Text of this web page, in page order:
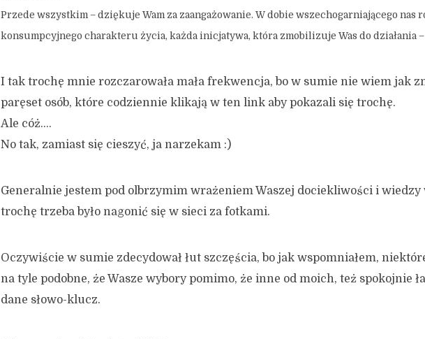
Przede wszystkim – dziękuje Wam za zaangażowanie. W dobie wszechogarniającego nas
konsumpcyjnego charakteru życia, każda inicjatywa, która zmobilizuje Was do działania –
I tak trochę mnie rozczarowała mała frekwencja, bo w sumie nie wiem jak
paręset osób, które codziennie klikają w ten link aby pokazali się trochę.
Ale cóż….
No tak, zamiast się cieszyć, ja narzekam :)
Generalnie jestem pod olbrzymim wrażeniem Waszej dociekliwości i wiedzy
trochę trzeba było nagonić się w sieci za fotkami.
Oczywiście w sumie zdecydował łut szczęścia, bo jak wspomniałem,
na tyle podobne, że Wasze wybory pomimo, że inne od moich, też spokojnie
dane słowo-klucz.